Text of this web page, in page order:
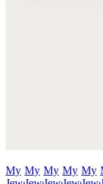
My My My My My